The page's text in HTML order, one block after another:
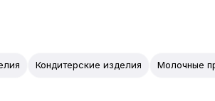
Кондитерские изделия Молочные